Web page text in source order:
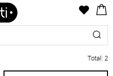
Total: 2